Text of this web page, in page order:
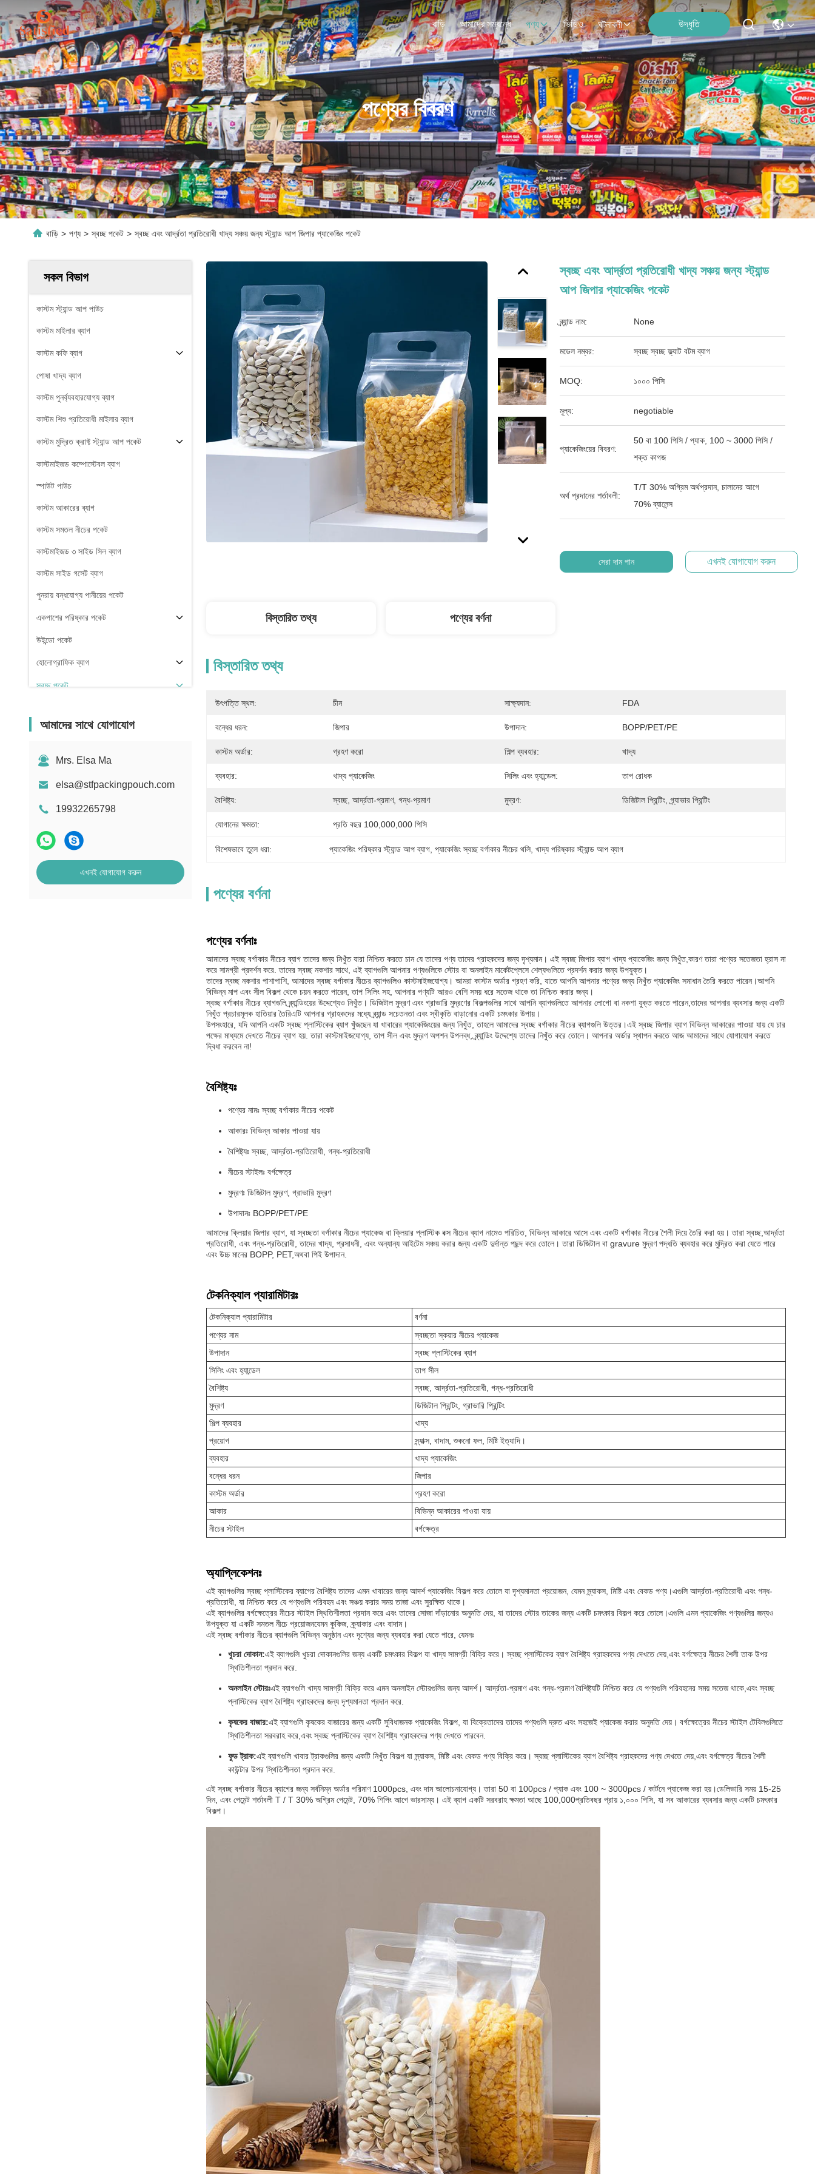
বাড়ি আমাদের সম্বন্ধে পণ্য ভিডিও ঘটনাবলী উদ্ধৃতি
পণ্যের বিবরণ
বাড়ি > পণ্য > স্বচ্ছ পকেট > স্বচ্ছ এবং আর্দ্রতা প্রতিরোধী খাদ্য সঞ্চয় জন্য স্ট্যান্ড আপ জিপার প্যাকেজিং পকেট
সকল বিভাগ
কাস্টম স্ট্যান্ড আপ পাউচ
কাস্টম মাইলার ব্যাগ
কাস্টম কফি ব্যাগ
পোষা খাদ্য ব্যাগ
কাস্টম পুনর্ব্যবহারযোগ্য ব্যাগ
কাস্টম শিশু প্রতিরোধী মাইলার ব্যাগ
কাস্টম মুদ্রিত ক্রাফ্ট স্ট্যান্ড আপ পকেট
কাস্টমাইজড কম্পোস্টেবল ব্যাগ
স্পাউট পাউচ
কাস্টম আকারের ব্যাগ
কাস্টম সমতল নীচের পকেট
কাস্টমাইজড ৩ সাইড সিল ব্যাগ
কাস্টম সাইড গসেট ব্যাগ
পুনরায় বন্ধযোগ্য পানীয়ের পকেট
একপাশের পরিষ্কার পকেট
উইন্ডো পকেট
হোলোগ্রাফিক ব্যাগ
স্বচ্ছ পকেট
আমাদের সাথে যোগাযোগ
Mrs. Elsa Ma
elsa@stfpackingpouch.com
19932265798
এখনই যোগাযোগ করুন
স্বচ্ছ এবং আর্দ্রতা প্রতিরোধী খাদ্য সঞ্চয় জন্য স্ট্যান্ড
আপ জিপার প্যাকেজিং পকেট
ব্র্যান্ড নাম: None
মডেল নম্বর: স্বচ্ছ স্বচ্ছ ফ্ল্যাট বটম ব্যাগ
MOQ: ১০০০ পিসি
মূল্য: negotiable
প্যাকেজিংয়ের বিবরণ:
50 বা 100 পিসি / প্যাক, 100 ~ 3000 পিসি /
শক্ত কাগজ
অর্থ প্রদানের শর্তাবলী:
T/T 30% অগ্রিম অর্থপ্রদান, চালানের আগে
70% ব্যালেন্স
সেরা দাম পান এখনই যোগাযোগ করুন
বিস্তারিত তথ্য পণ্যের বর্ণনা
বিস্তারিত তথ্য
উৎপত্তি স্থল: চীন সাক্ষ্যদান: FDA
বন্ধের ধরন: জিপার উপাদান: BOPP/PET/PE
কাস্টম অর্ডার: গ্রহণ করো শিল্প ব্যবহার: খাদ্য
ব্যবহার: খাদ্য প্যাকেজিং সিলিং এবং হ্যান্ডেল: তাপ রোধক
বৈশিষ্ট্য: স্বচ্ছ, আর্দ্রতা-প্রমাণ, গন্ধ-প্রমাণ মুদ্রণ: ডিজিটাল প্রিন্টিং, গ্র্যাভার প্রিন্টিং
যোগানের ক্ষমতা: প্রতি বছর 100,000,000 পিসি
বিশেষভাবে তুলে ধরা: প্যাকেজিং পরিষ্কার স্ট্যান্ড আপ ব্যাগ , প্যাকেজিং স্বচ্ছ বর্গাকার নীচের থলি , খাদ্য পরিষ্কার স্ট্যান্ড আপ ব্যাগ
পণ্যের বর্ণনা
পণ্যের বর্ণনাঃ
আমাদের স্বচ্ছ বর্গাকার নীচের ব্যাগ তাদের জন্য নিখুঁত যারা নিশ্চিত করতে চান যে তাদের পণ্য তাদের গ্রাহকদের জন্য দৃশ্যমান। এই স্বচ্ছ জিপার ব্যাগ খাদ্য প্যাকেজিং জন্য নিখুঁত,কারণ তারা পণ্যের সতেজতা হ্রাস না
করে সামগ্রী প্রদর্শন করে. তাদের স্বচ্ছ নকশার সাথে, এই ব্যাগগুলি আপনার পণ্যগুলিকে স্টোর বা অনলাইন মার্কেটপ্লেসে শেল্ফগুলিতে প্রদর্শন করার জন্য উপযুক্ত।
তাদের স্বচ্ছ নকশার পাশাপাশি, আমাদের স্বচ্ছ বর্গাকার নীচের ব্যাগগুলিও কাস্টমাইজযোগ্য। আমরা কাস্টম অর্ডার গ্রহণ করি, যাতে আপনি আপনার পণ্যের জন্য নিখুঁত প্যাকেজিং সমাধান তৈরি করতে পারেন।আপনি
বিভিন্ন মাপ এবং সীল বিকল্প থেকে চয়ন করতে পারেন, তাপ সিলিং সহ, আপনার পণ্যটি আরও বেশি সময় ধরে সতেজ থাকে তা নিশ্চিত করার জন্য।
স্বচ্ছ বর্গাকার নীচের ব্যাগগুলি ব্র্যান্ডিংয়ের উদ্দেশ্যেও নিখুঁত। ডিজিটাল মুদ্রণ এবং গ্রাভারি মুদ্রণের বিকল্পগুলির সাথে আপনি ব্যাগগুলিতে আপনার লোগো বা নকশা যুক্ত করতে পারেন,তাদের আপনার ব্যবসার জন্য একটি
নিখুঁত প্রচারমূলক হাতিয়ার তৈরিএটি আপনার গ্রাহকদের মধ্যে ব্র্যান্ড সচেতনতা এবং স্বীকৃতি বাড়ানোর একটি চমৎকার উপায়।
উপসংহারে, যদি আপনি একটি স্বচ্ছ প্লাস্টিকের ব্যাগ খুঁজছেন যা খাবারের প্যাকেজিংয়ের জন্য নিখুঁত, তাহলে আমাদের স্বচ্ছ বর্গাকার নীচের ব্যাগগুলি উত্তর।এই স্বচ্ছ জিপার ব্যাগ বিভিন্ন আকারের পাওয়া যায় যে চার
পক্ষের মাধ্যমে দেখতে নীচের ব্যাগ হয়. তারা কাস্টমাইজযোগ্য, তাপ সীল এবং মুদ্রণ অপশন উপলব্ধ, ব্র্যান্ডিং উদ্দেশ্যে তাদের নিখুঁত করে তোলে। আপনার অর্ডার স্থাপন করতে আজ আমাদের সাথে যোগাযোগ করতে
দ্বিধা করবেন না!
বৈশিষ্ট্যঃ
পণ্যের নামঃ স্বচ্ছ বর্গাকার নীচের পকেট
আকারঃ বিভিন্ন আকার পাওয়া যায়
বৈশিষ্ট্যঃ স্বচ্ছ, আর্দ্রতা-প্রতিরোধী, গন্ধ-প্রতিরোধী
নীচের স্টাইলঃ বর্গক্ষেত্র
মুদ্রণঃ ডিজিটাল মুদ্রণ, গ্রাভারি মুদ্রণ
উপাদানঃ BOPP/PET/PE
আমাদের ক্লিয়ার জিপার ব্যাগ, যা স্বচ্ছতা বর্গাকার নীচের প্যাকেজ বা ক্লিয়ার প্লাস্টিক বক্স নীচের ব্যাগ নামেও পরিচিত, বিভিন্ন আকারে আসে এবং একটি বর্গাকার নীচের শৈলী দিয়ে তৈরি করা হয়। তারা স্বচ্ছ,আর্দ্রতা
প্রতিরোধী, এবং গন্ধ-প্রতিরোধী, তাদের খাদ্য, প্রসাধনী, এবং অন্যান্য আইটেম সঞ্চয় করার জন্য একটি দুর্দান্ত পছন্দ করে তোলে। তারা ডিজিটাল বা gravure মুদ্রণ পদ্ধতি ব্যবহার করে মুদ্রিত করা যেতে পারে
এবং উচ্চ মানের BOPP, PET,অথবা পিই উপাদান.
টেকনিক্যাল প্যারামিটারঃ
টেকনিক্যাল প্যারামিটার
বর্ণনা
পণ্যের নাম
স্বচ্ছতা স্কয়ার নীচের প্যাকেজ
উপাদান
স্বচ্ছ প্লাস্টিকের ব্যাগ
সিলিং এবং হ্যান্ডেল
তাপ সীল
বৈশিষ্ট্য
স্বচ্ছ, আর্দ্রতা-প্রতিরোধী, গন্ধ-প্রতিরোধী
মুদ্রণ
ডিজিটাল প্রিন্টিং, গ্রাভারি প্রিন্টিং
শিল্প ব্যবহার
খাদ্য
প্রয়োগ
স্ন্যাক্স, বাদাম, শুকনো ফল, মিষ্টি ইত্যাদি।
ব্যবহার
খাদ্য প্যাকেজিং
বন্ধের ধরন
জিপার
কাস্টম অর্ডার
গ্রহণ করো
আকার
বিভিন্ন আকারের পাওয়া যায়
নীচের স্টাইল
বর্গক্ষেত্র
অ্যাপ্লিকেশনঃ
এই ব্যাগগুলির স্বচ্ছ প্লাস্টিকের ব্যাগের বৈশিষ্ট্য তাদের এমন খাবারের জন্য আদর্শ প্যাকেজিং বিকল্প করে তোলে যা দৃশ্যমানতা প্রয়োজন, যেমন স্ন্যাকস, মিষ্টি এবং বেকড পণ্য।এগুলি আর্দ্রতা-প্রতিরোধী এবং গন্ধ-
প্রতিরোধী, যা নিশ্চিত করে যে পণ্যগুলি পরিবহন এবং সঞ্চয় করার সময় তাজা এবং সুরক্ষিত থাকে।
এই ব্যাগগুলির বর্গক্ষেত্রের নীচের স্টাইল স্থিতিশীলতা প্রদান করে এবং তাদের সোজা দাঁড়ানোর অনুমতি দেয়, যা তাদের স্টোর তাকের জন্য একটি চমৎকার বিকল্প করে তোলে।এগুলি এমন প্যাকেজিং পণ্যগুলির জন্যও
উপযুক্ত যা একটি সমতল নীচে প্রয়োজনযেমন কুকিজ, ক্র্যাকার এবং বাদাম।
এই স্বচ্ছ বর্গাকার নীচের ব্যাগগুলি বিভিন্ন অনুষ্ঠান এবং দৃশ্যের জন্য ব্যবহার করা যেতে পারে, যেমনঃ
খুচরা দোকান:এই ব্যাগগুলি খুচরা দোকানগুলির জন্য একটি চমৎকার বিকল্প যা খাদ্য সামগ্রী বিক্রি করে। স্বচ্ছ প্লাস্টিকের ব্যাগ বৈশিষ্ট্য গ্রাহকদের পণ্য দেখতে দেয়,এবং বর্গক্ষেত্র নীচের শৈলী তাক উপর
স্থিতিশীলতা প্রদান করে.
অনলাইন স্টোরঃএই ব্যাগগুলি খাদ্য সামগ্রী বিক্রি করে এমন অনলাইন স্টোরগুলির জন্য আদর্শ। আর্দ্রতা-প্রমাণ এবং গন্ধ-প্রমাণ বৈশিষ্ট্যটি নিশ্চিত করে যে পণ্যগুলি পরিবহনের সময় সতেজ থাকে,এবং স্বচ্ছ
প্লাস্টিকের ব্যাগ বৈশিষ্ট্য গ্রাহকদের জন্য দৃশ্যমানতা প্রদান করে.
কৃষকের বাজার:এই ব্যাগগুলি কৃষকের বাজারের জন্য একটি সুবিধাজনক প্যাকেজিং বিকল্প, যা বিক্রেতাদের তাদের পণ্যগুলি দ্রুত এবং সহজেই প্যাকেজ করার অনুমতি দেয়। বর্গক্ষেত্রের নীচের স্টাইল টেবিলগুলিতে
স্থিতিশীলতা সরবরাহ করে,এবং স্বচ্ছ প্লাস্টিকের ব্যাগ বৈশিষ্ট্য গ্রাহকদের পণ্য দেখতে পারবেন.
ফুড ট্রাক:এই ব্যাগগুলি খাবার ট্রাকগুলির জন্য একটি নিখুঁত বিকল্প যা স্ন্যাকস, মিষ্টি এবং বেকড পণ্য বিক্রি করে। স্বচ্ছ প্লাস্টিকের ব্যাগ বৈশিষ্ট্য গ্রাহকদের পণ্য দেখতে দেয়,এবং বর্গক্ষেত্র নীচের শৈলী
কাউন্টার উপর স্থিতিশীলতা প্রদান করে.
এই স্বচ্ছ বর্গাকার নীচের ব্যাগের জন্য সর্বনিম্ন অর্ডার পরিমাণ 1000pcs, এবং দাম আলোচনাযোগ্য। তারা 50 বা 100pcs / প্যাক এবং 100 ~ 3000pcs / কার্টনে প্যাকেজ করা হয়।ডেলিভারি সময় 15-25
দিন, এবং পেমেন্ট শর্তাবলী T / T 30% অগ্রিম পেমেন্ট, 70% শিপিং আগে ভারসাম্য। এই ব্যাগ একটি সরবরাহ ক্ষমতা আছে 100,000প্রতিবছর প্রায় ১,০০০ পিসি, যা সব আকারের ব্যবসার জন্য একটি চমৎকার
বিকল্প।